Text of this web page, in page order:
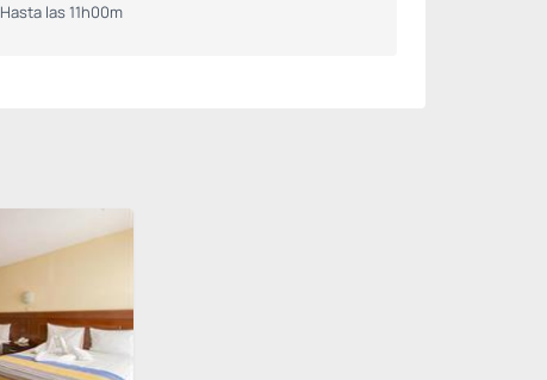
Hasta las 11h00m